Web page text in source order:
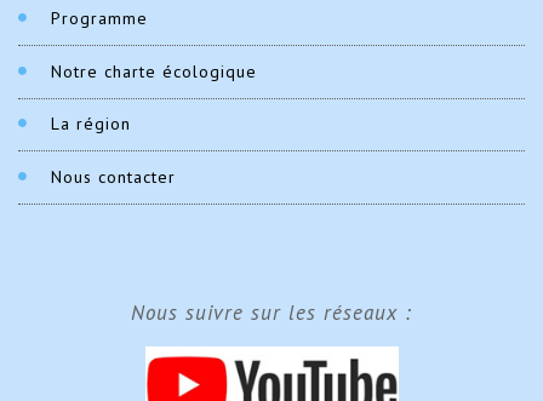
Programme
Notre charte écologique
La région
Nous contacter
Nous suivre sur les réseaux :